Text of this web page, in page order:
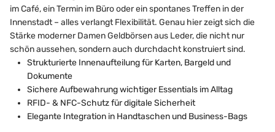
im Café, ein Termin im Büro oder ein spontanes Treffen in der
Innenstadt – alles verlangt Flexibilität. Genau hier zeigt sich die
Stärke moderner Damen Geldbörsen aus Leder, die nicht nur
schön aussehen, sondern auch durchdacht konstruiert sind.
Strukturierte Innenaufteilung für Karten, Bargeld und
Dokumente
Sichere Aufbewahrung wichtiger Essentials im Alltag
RFID- & NFC-Schutz für digitale Sicherheit
Elegante Integration in Handtaschen und Business-Bags